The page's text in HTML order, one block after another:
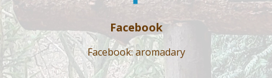
Facebook
Facebook: aromadary